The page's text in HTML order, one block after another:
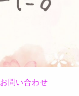
お問い合わせ